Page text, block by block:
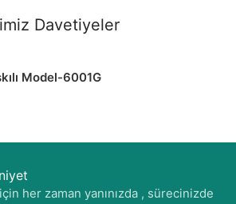
Davetiyeler
Model-6001G
her zaman yanınızda , sürecinizde